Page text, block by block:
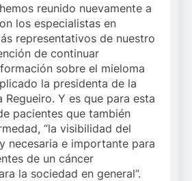
reunido nuevamente a
los especialistas en
representativos de nuestro
de continuar
sobre el mieloma
la presidenta de la
Regueiro. Y es que para esta
pacientes que también
“la visibilidad del
necesaria e importante para
de un cáncer
la sociedad en general”.